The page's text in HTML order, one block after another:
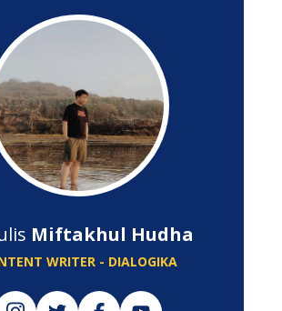
Miftakhul Hudha
WRITER - DIALOGIKA